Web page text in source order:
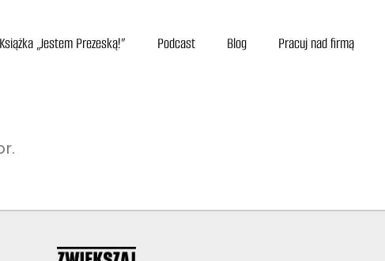
Książka „Jestem Prezeską!” Podcast Blog Pracuj nad firmą